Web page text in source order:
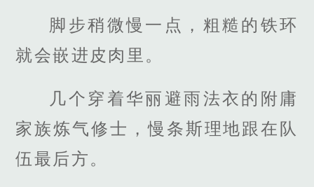
脚步稍微慢一点，粗糙的铁环
就会嵌进皮肉里。
几个穿着华丽避雨法衣的附庸
家族炼气修士，慢条斯理地跟在队
伍最后方。